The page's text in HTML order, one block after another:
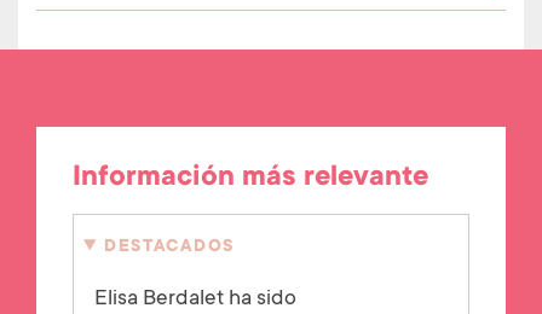
Información más relevante
DESTACADOS
Elisa Berdalet ha sido